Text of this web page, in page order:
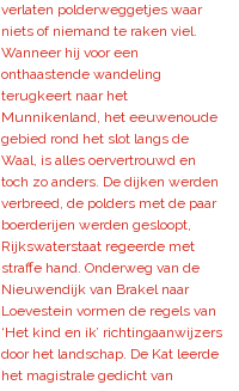
verlaten polderweggetjes waar
niets of niemand te raken viel.
Wanneer hij voor een
onthaastende wandeling
terugkeert naar het
Munnikenland, het eeuwenoude
gebied rond het slot langs de
Waal, is alles oervertrouwd en
toch zo anders. De dijken werden
verbreed, de polders met de paar
boerderijen werden gesloopt,
Rijkswaterstaat regeerde met
straffe hand. Onderweg van de
Nieuwendijk van Brakel naar
Loevestein vormen de regels van
‘Het kind en ik’ richtingaanwijzers
door het landschap. De Kat leerde
het magistrale gedicht van